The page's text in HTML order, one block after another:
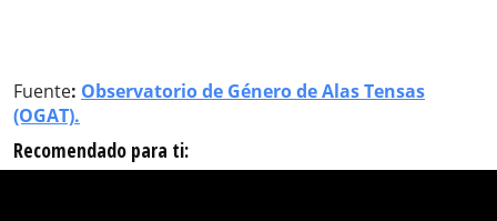
Fuente: Observatorio de Género de Alas Tensas
(OGAT).
Recomendado para ti: